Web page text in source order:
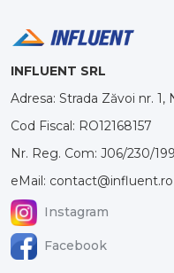
INFLUENT SRL
Adresa: Strada Zăvoi nr.
Cod Fiscal: RO12168157
Nr. Reg. Com: J06/230/
eMail: contact@influent.ro
Instagram
Facebook